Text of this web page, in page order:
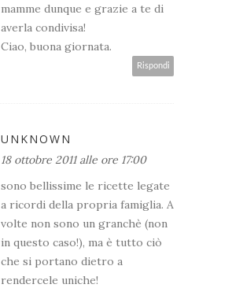
mamme dunque e grazie a te di
averla condivisa!
Ciao, buona giornata.
Rispondi
UNKNOWN
18 ottobre 2011 alle ore 17:00
sono bellissime le ricette legate
a ricordi della propria famiglia. A
volte non sono un granchè (non
in questo caso!), ma è tutto ciò
che si portano dietro a
rendercele uniche!